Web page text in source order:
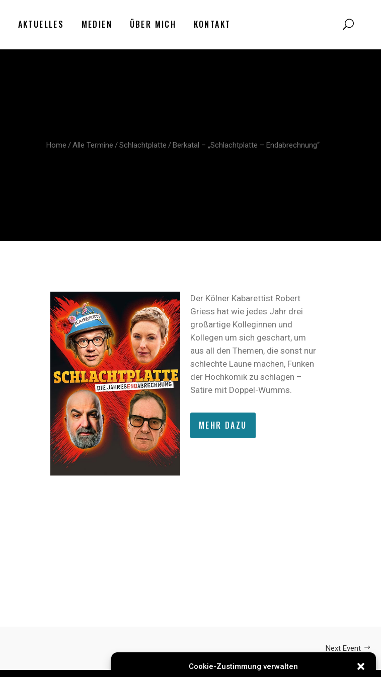
Cookie-Zustimmung verwalten
AKTUELLES MEDIEN ÜBER MICH KONTAKT
Home /Alle Termine /Schlachtplatte /Berkatal – „Schlachtplatte – Endabrechnung“
Der Kölner Kabarettist Robert
Griess hat wie jedes Jahr drei
großartige Kolleginnen und
Kollegen um sich geschart, um
aus all den Themen, die sonst nur
schlechte Laune machen, Funken
der Hochkomik zu schlagen –
Satire mit Doppel-Wumms.
MEHR DAZU
Next Event